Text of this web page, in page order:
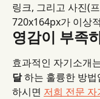
링크, 그리고 사진(
720x164px가 이상
영감이 부족
효과적인 자기소개
달 하는 훌륭한 방법
하시면 저희 전문